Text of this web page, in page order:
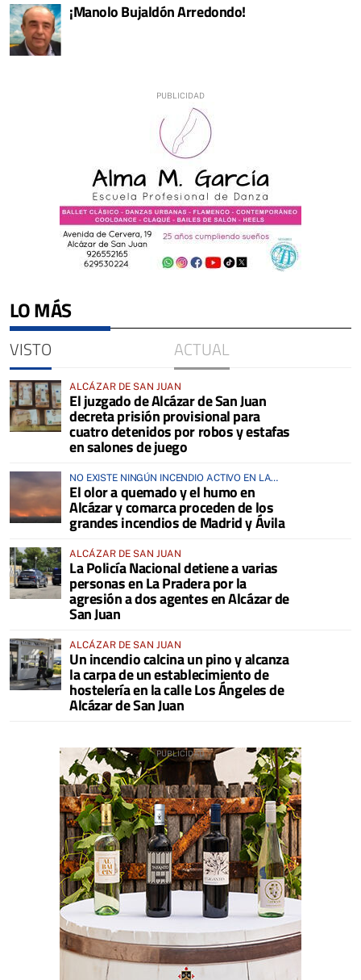
¡Manolo Bujaldón Arredondo!
LO MÁS
VISTO ACTUAL
ALCÁZAR DE SAN JUAN
El juzgado de Alcázar de San Juan
decreta prisión provisional para
cuatro detenidos por robos y estafas
en salones de juego
NO EXISTE NINGÚN INCENDIO ACTIVO EN LA
COMARCA
El olor a quemado y el humo en
Alcázar y comarca proceden de los
grandes incendios de Madrid y Ávila
ALCÁZAR DE SAN JUAN
La Policía Nacional detiene a varias
personas en La Pradera por la
agresión a dos agentes en Alcázar de
San Juan
ALCÁZAR DE SAN JUAN
Un incendio calcina un pino y alcanza
la carpa de un establecimiento de
hostelería en la calle Los Ángeles de
Alcázar de San Juan